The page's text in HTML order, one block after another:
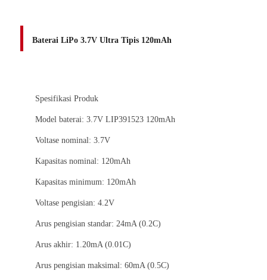
Baterai LiPo 3.7V Ultra Tipis 120mAh
Spesifikasi Produk
Model baterai: 3.7V LIP391523 120mAh
Voltase nominal: 3.7V
Kapasitas nominal: 120mAh
Kapasitas minimum: 120mAh
Voltase pengisian: 4.2V
Arus pengisian standar: 24mA (0.2C)
Arus akhir: 1.20mA (0.01C)
Arus pengisian maksimal: 60mA (0.5C)